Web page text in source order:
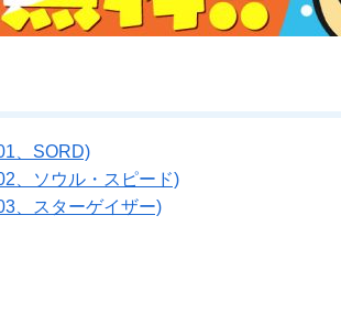
、SORD)
、ソウル・スピード)
、スターゲイザー)